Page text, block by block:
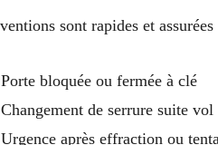
sont rapides et
Porte bloquée ou fermée à clé
Changement de serrure suite
Urgence après effraction ou